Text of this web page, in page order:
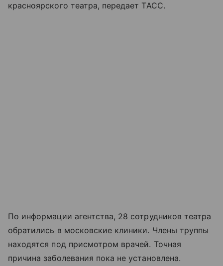
красноярского театра, передает ТАСС.
По информации агентства, 28 сотрудников театра
обратились в московские клиники. Члены труппы
находятся под присмотром врачей. Точная
причина заболевания пока не установлена.